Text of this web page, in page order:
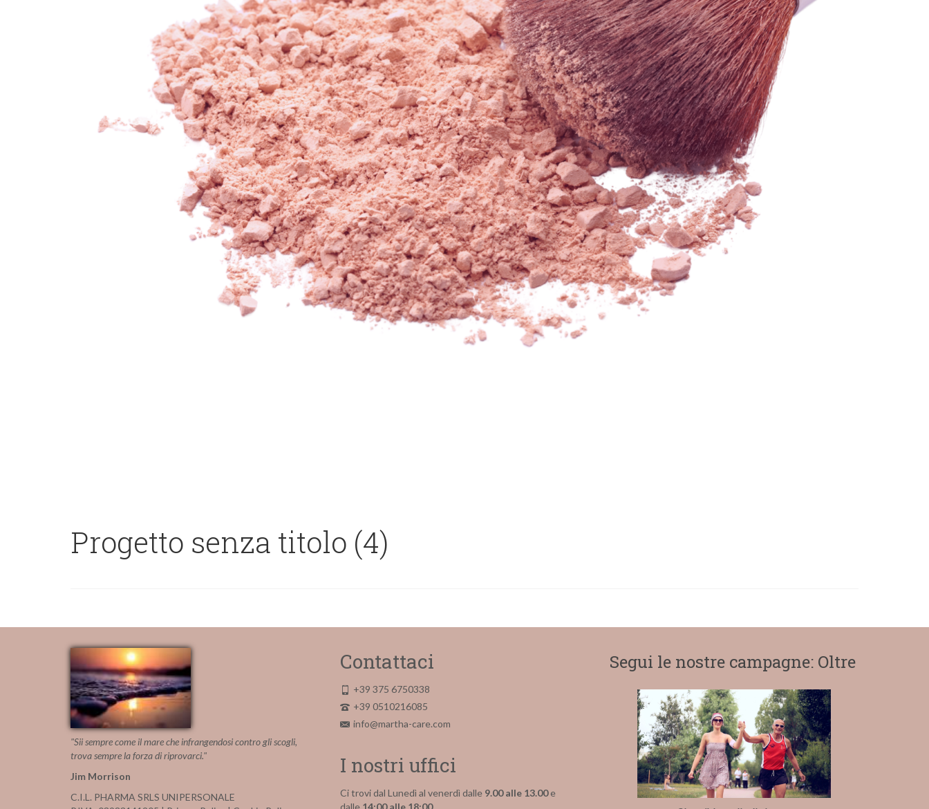
Progetto senza titolo (4)
"Sii sempre come il mare che infrangendosi contro gli scogli,
trova sempre la forza di riprovarci."
Jim Morrison
C.I.L. PHARMA SRLS UNIPERSONALE
Contattaci
+39 375 6750338
+39 0510216085
info@martha-care.com
I nostri uffici
Ci trovi dal Lunedì al venerdì dalle 9.00 alle 13.00e
dalle 14:00 alle 18:00
Segui le nostre campagne: Oltre